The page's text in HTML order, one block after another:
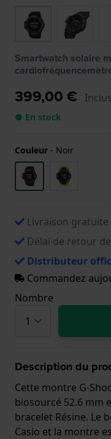
Smartwatch solaire
399,00 €
● En stock
Couleur - Noir
Livraison
Délai de retour
Distributeur
Commandez
Nombre
Description du
Cette montre G-
biosourcé 52.6 mm
bracelet Résine. Le
Casio et la montre